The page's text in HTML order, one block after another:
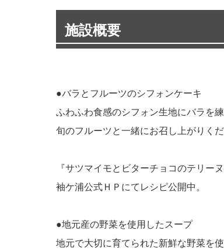
施設概要
●バラとフルーツのシフォンケーキ
ふわふわ食感のシフォン生地にバラを練
旬のフルーツと一緒にお召し上がりく
『サツマイモとビターチョコのテリー
袖ケ浦公式ＨＰにてレシピ公開中。
●地元産の野菜を使用したスープ
地元で大切に育てられた新鮮な野菜を